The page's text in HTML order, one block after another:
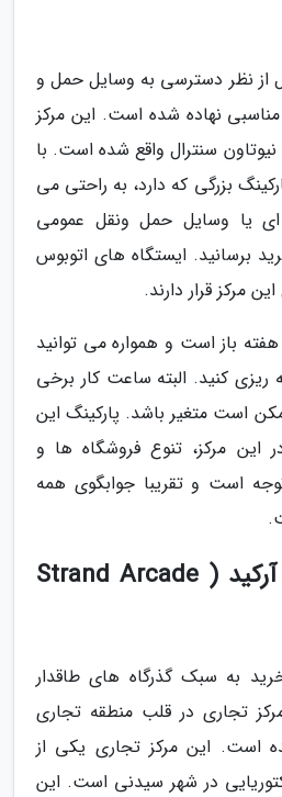
از نظر دسترسی به وسایل حمل و
نهاده شده است. این مرکز
سنترال واقع شده است. با
بزرگی که دارد، به راحتی می
ای یا وسایل حمل ونقل عمومی
برسانید. ایستگاه های اتوبوس
مرکز قرار دارند.
باز است و همواره می توانید
ریزی کنید. البته ساعت کار برخی
است متغیر باشد. پارکینگ این
این مرکز، تنوع فروشگاه ها و
است و تقریبا جوابگوی همه
مرکز خرید استرند آرکید ( Strand Arcade
به سبک گذرگاه های طاقدار
تجاری در قلب منطقه تجاری
است. این مرکز تجاری یکی از
در شهر سیدنی است. این